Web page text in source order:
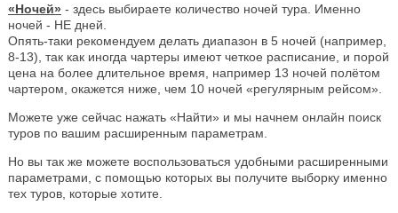
«Ночей» - здесь выбираете количество ночей тура. Именно
ночей - НЕ дней.
Опять-таки рекомендуем делать диапазон в 5 ночей (например,
8-13), так как иногда чартеры имеют четкое расписание, и порой
цена на более длительное время, например 13 ночей полётом
чартером, окажется ниже, чем 10 ночей «регулярным рейсом».
Можете уже сейчас нажать «Найти» и мы начнем онлайн поиск
туров по вашим расширенным параметрам.
Но вы так же можете воспользоваться удобными расширенными
параметрами, с помощью которых вы получите выборку именно
тех туров, которые хотите.